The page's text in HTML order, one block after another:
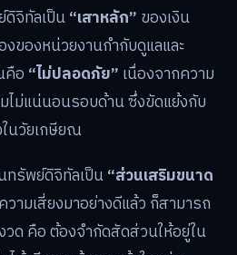
จิทัลเป็น“เสาหลัก” ของเงิน
ของหน่วยงานกำกับดูแลและ
คือ “ไม่ปลอดภัย” เนื่องจากความ
ม่แน่นอนรอบด้าน ซึ่งขัดแย้งกับ
นวัยเกษียณ
ทรัพย์ดิจิทัลเป็น“ส่วนเสริมขนาด
ามเสี่ยงมาอย่างดีแล้ว ก็สามารถ
วด คือ ต้องจำกัดสัดส่วนให้อยู่ใน